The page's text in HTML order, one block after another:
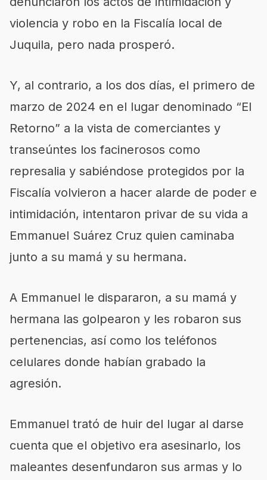
violencia y robo en la Fiscalía local de
Juquila, pero nada prosperó.
Y, al contrario, a los dos días, el primero de
marzo de 2024 en el lugar denominado “El
Retorno” a la vista de comerciantes y
transeúntes los facinerosos como
represalia y sabiéndose protegidos por la
Fiscalía volvieron a hacer alarde de poder e
intimidación, intentaron privar de su vida a
Emmanuel Suárez Cruz quien caminaba
junto a su mamá y su hermana.
A Emmanuel le dispararon, a su mamá y
hermana las golpearon y les robaron sus
pertenencias, así como los teléfonos
celulares donde habían grabado la
agresión.
Emmanuel trató de huir del lugar al darse
cuenta que el objetivo era asesinarlo, los
maleantes desenfundaron sus armas y lo